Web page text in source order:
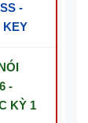
-
KEY
-
KỲ 1